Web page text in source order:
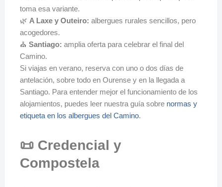
toma esa variante.
🌿 A Laxe y Outeiro: albergues rurales sencillos, pero
acogedores.
⛪ Santiago: amplia oferta para celebrar el final del
Camino.
Si viajas en verano, reserva con uno o dos días de
antelación, sobre todo en Ourense y en la llegada a
Santiago. Para entender mejor el funcionamiento de los
alojamientos, puedes leer nuestra guía sobre normas y
etiqueta en los albergues del Camino.
📜 Credencial y
Compostela